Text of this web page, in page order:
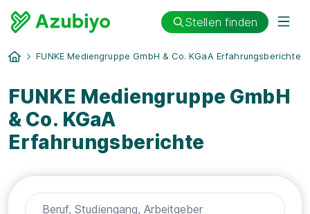
Stellen finden
FUNKE Mediengruppe GmbH & Co. KGaA Erfahrungsberichte
FUNKE Mediengruppe GmbH
& Co. KGaA
Erfahrungsberichte